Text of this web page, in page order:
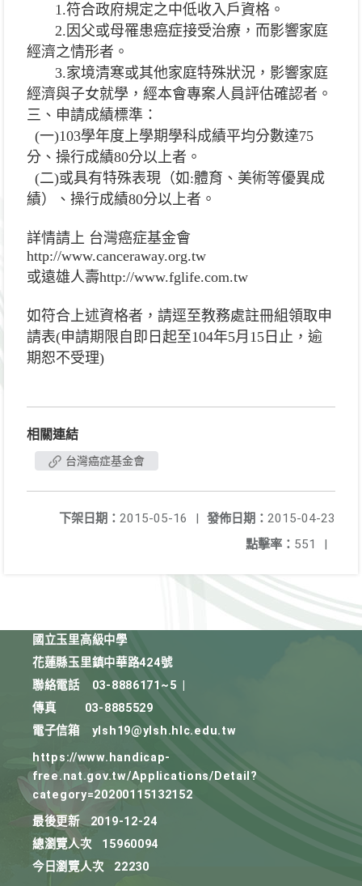
1.符合政府規定之中低收入戶資格。
2.因父或母罹患癌症接受治療，而影響家庭
經濟之情形者。
3.家境清寒或其他家庭特殊狀況，影響家庭
經濟與子女就學，經本會專案人員評估確認者。
三、申請成績標準：
(一)103學年度上學期學科成績平均分數達75
分、操行成績80分以上者。
(二)或具有特殊表現（如:體育、美術等優異成
績）、操行成績80分以上者。
詳情請上 台灣癌症基金會
http://www.canceraway.org.tw
或遠雄人壽http://www.fglife.com.tw
如符合上述資格者，請逕至教務處註冊組領取申
請表(申請期限自即日起至104年5月15日止，逾
期恕不受理)
相關連結
台灣癌症基金會
發佈日期： 2015-04-23
下架日期： 2015-05-16
|
點擊率： 551 |
國立玉里高級中學
花蓮縣玉里鎮中華路424號
聯絡電話
03-8886171~5
傳真
03-8885529
電子信箱
ylsh19@ylsh.hlc.edu.tw
https://www.handicap-
free.nat.gov.tw/Applications/Detail?
category=20200115132152
最後更新
2019-12-24
總瀏覽人次
15960094
今日瀏覽人次
22230